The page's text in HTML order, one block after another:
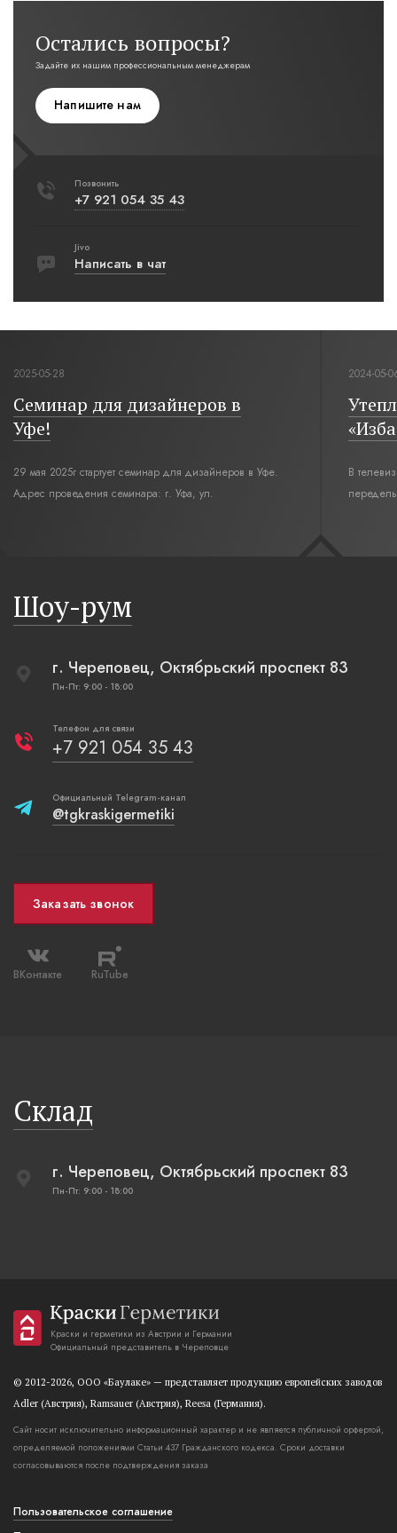
Остались вопросы?
Задайте их нашим профессиональным менеджерам
Напишите нам
Позвонить
+7 921 054 35 43
Jivo
Написать в чат
2025-05-28
Семинар для дизайнеров в
Уфе!
29 мая 2025г стартует семинар для дизайнеров в Уфе.
Адрес проведения семинара: г. Уфа, ул.
2024-05-
В
Шоу-рум
г. Череповец, Октябрьский проспект 83
Пн-Пт: 9:00 - 18:00
Телефон для связи
+7 921 054 35 43
Официальный Telegram-канал
@tgkraskigermetiki
Заказать звонок
ВКонтакте RuTube
Склад
г. Череповец, Октябрьский проспект 83
Пн-Пт: 9:00 - 18:00
Краски и герметики из Австрии и Германии
Официальный представитель в Череповце
© 2012-2026, OOO «Баулаке» — представляет продукцию европейских заводов
Adler (Австрия), Ramsauer (Австрия), Reesa (Германия).
Сайт носит исключительно информационный характер и не является публичной орфертой,
определяемой положениями Статьи 437 Гражданского кодекса. Сроки доставки
согласовываются после подтверждения заказа
Пользовательское соглашение